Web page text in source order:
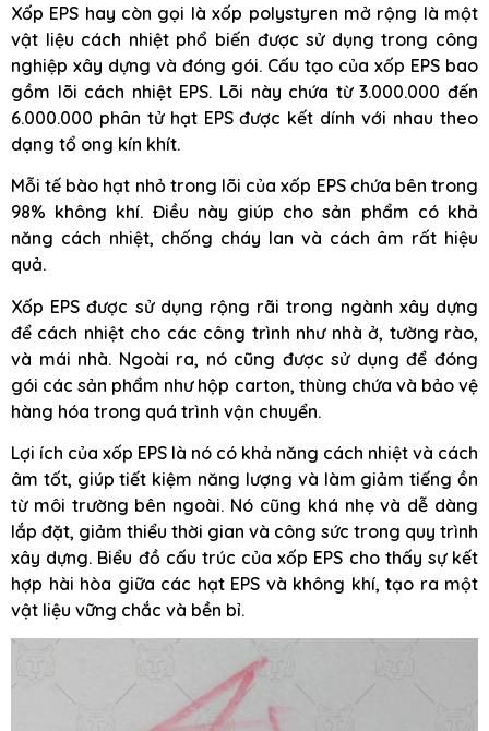
Xốp EPS hay còn gọi là xốp polystyren mở rộng là một
vật liệu cách nhiệt phổ biến được sử dụng trong công
nghiệp xây dựng và đóng gói. Cấu tạo của xốp EPS bao
gồm lõi cách nhiệt EPS. Lõi này chứa từ 3.000.000 đến
6.000.000 phân tử hạt EPS được kết dính với nhau theo
dạng tổ ong kín khít.
Mỗi tế bào hạt nhỏ trong lõi của xốp EPS chứa bên trong
98% không khí. Điều này giúp cho sản phẩm có khả
năng cách nhiệt, chống cháy lan và cách âm rất hiệu
quả.
Xốp EPS được sử dụng rộng rãi trong ngành xây dựng
để cách nhiệt cho các công trình như nhà ở, tường rào,
và mái nhà. Ngoài ra, nó cũng được sử dụng để đóng
gói các sản phẩm như hộp carton, thùng chứa và bảo vệ
hàng hóa trong quá trình vận chuyển.
Lợi ích của xốp EPS là nó có khả năng cách nhiệt và cách
âm tốt, giúp tiết kiệm năng lượng và làm giảm tiếng ồn
từ môi trường bên ngoài. Nó cũng khá nhẹ và dễ dàng
lắp đặt, giảm thiểu thời gian và công sức trong quy trình
xây dựng. Biểu đồ cấu trúc của xốp EPS cho thấy sự kết
hợp hài hòa giữa các hạt EPS và không khí, tạo ra một
vật liệu vững chắc và bền bỉ.